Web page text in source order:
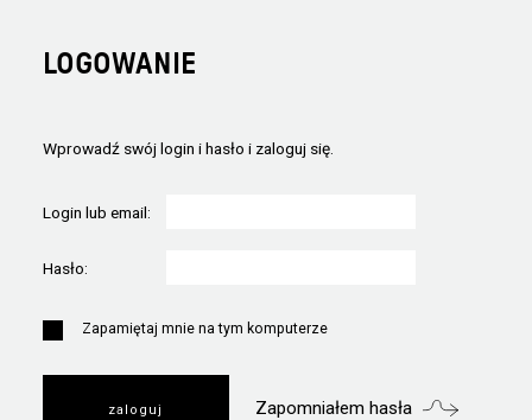
LOGOWANIE
Wprowadź swój login i hasło i zaloguj się.
Login lub email:
Hasło:
Zapamiętaj mnie na tym komputerze
Zapomniałem hasła